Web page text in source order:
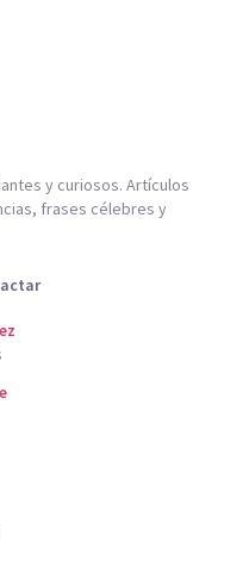
y curiosos. Artículos
frases célebres y